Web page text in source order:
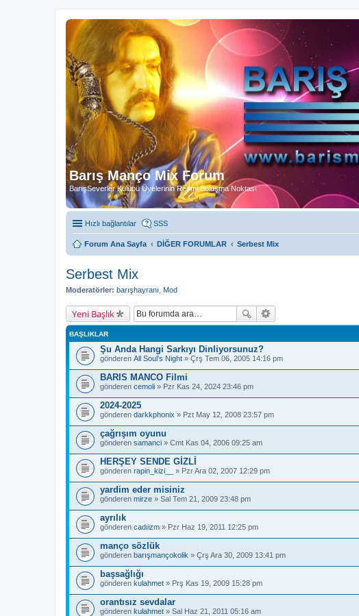
Barış Manço Mix Forum
BarışSeverler Kulübü Üyelerinin Resmi Buluşma Noktası
Hızlı bağlantılar SSS
Forum Ana Sayfa DİĞER FORUMLAR Serbest Mix
Serbest Mix
Moderatörler: barışhayranı Mod
Yeni Başlık
BAŞLIKLAR
Şu Anda Hangi Sarkıyı Dinliyorsunuz?
gönderen All Soul's Night » Çrş Tem 06, 2005 14:16 pm
BARIS MANCO Filmi
gönderen cemoli » Pzr Kas 24, 2024 23:46 pm
2024-2025
gönderen darkkphonix » Pzt May 12, 2008 23:57 pm
çağrışım oyunu
gönderen samanci » Cmt Kas 04, 2006 09:25 am
HERŞEY SENDE GİZLİ
gönderen rapin_kizi__ » Pzr Ara 02, 2007 12:29 pm
yardim eder misiniz
gönderen mirze » Sal Tem 21, 2009 23:48 pm
ayrılık
gönderen cadıizm » Pzr Haz 19, 2011 12:25 pm
manço sözlük
gönderen barışmançokolik » Çrş Ara 30, 2009 13:41 pm
başsağlığı
gönderen kulahmet » Prş Kas 19, 2009 15:28 pm
orantısız sevdalar
gönderen kulahmet » Sal Haz 21, 2011 05:16 am